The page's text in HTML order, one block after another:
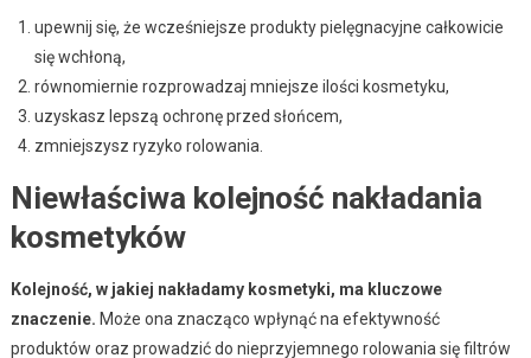
upewnij się, że wcześniejsze produkty pielęgnacyjne całkowicie
się wchłoną,
równomiernie rozprowadzaj mniejsze ilości kosmetyku,
uzyskasz lepszą ochronę przed słońcem,
zmniejszysz ryzyko rolowania.
Niewłaściwa kolejność nakładania
kosmetyków
Kolejność, w jakiej nakładamy kosmetyki, ma kluczowe
znaczenie. Może ona znacząco wpłynąć na efektywność
produktów oraz prowadzić do nieprzyjemnego rolowania się filtrów